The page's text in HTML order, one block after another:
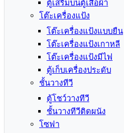
ตู้เสริมบนตู้เสื้อผ้า
โต๊ะเครื่องแป้ง
โต๊ะเครื่องแป้งแบบยืน
โต๊ะเครื่องแป้งเกาหลี
โต๊ะเครื่องแป้งมีไฟ
ตู้เก็บเครื่องประดับ
ชั้นวางทีวี
ตู้โชว์วางทีวี
ชั้นวางทีวีติดผนัง
โซฟา